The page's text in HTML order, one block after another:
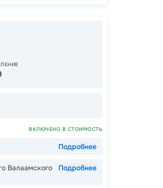
ВКЛЮЧЕНО В СТОИМОСТЬ
Подробнее
Валаамского
Подробнее